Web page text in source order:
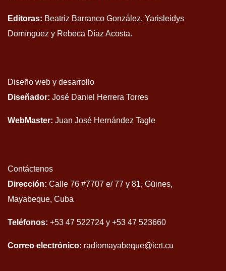
Editoras: Beatriz Barranco González, Yarisleidys
Domínguez y Rebeca Díaz Acosta.
Diseño web y desarrollo
Diseñador: José Daniel Herrera Torres
WebMaster: Juan José Hernández Tagle
Contáctenos
Dirección: Calle 76 #7707 e/ 77 y 81, Güines,
Mayabeque, Cuba
Teléfonos: +53 47 522724 y +53 47 523660
Correo electrónico: radiomayabeque@icrt.cu